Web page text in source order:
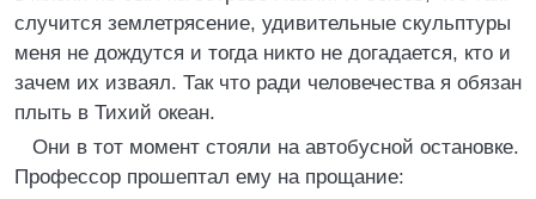
случится землетрясение, удивительные скульптуры
меня не дождутся и тогда никто не догадается, кто и
зачем их изваял. Так что ради человечества я обязан
плыть в Тихий океан.
Они в тот момент стояли на автобусной остановке.
Профессор прошептал ему на прощание: